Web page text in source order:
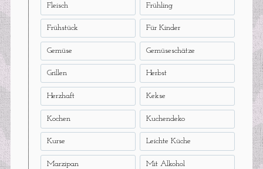
Fleisch Frühling
Frühstück Für Kinder
Gemüse Gemüseschätze
Grillen Herbst
Herzhaft Kekse
Kochen Kuchendeko
Kurse Leichte Küche
Marzipan Mit Alkohol